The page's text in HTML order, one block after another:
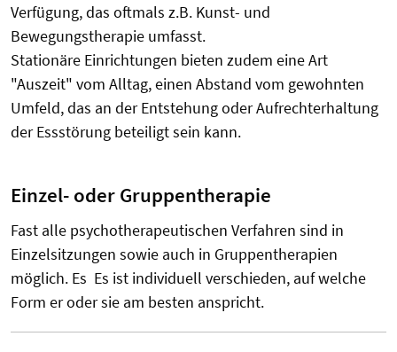
Verfügung, das oftmals z.B. Kunst- und
Bewegungstherapie umfasst.
Stationäre Einrichtungen bieten zudem eine Art
"Auszeit" vom Alltag, einen Abstand vom gewohnten
Umfeld, das an der Entstehung oder Aufrechterhaltung
der Essstörung beteiligt sein kann.
Einzel- oder Gruppentherapie
Fast alle psychotherapeutischen Verfahren sind in
Einzelsitzungen sowie auch in Gruppentherapien
möglich. Es Es ist individuell verschieden, auf welche
Form er oder sie am besten anspricht.